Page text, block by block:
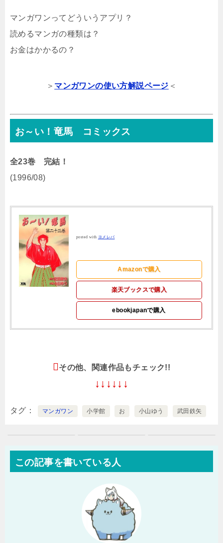
マンガワンってどういうアプリ？
読めるマンガの種類は？
お金はかかるの？
＞ マンガワンの使い方解説ページ ＜
お～い！竜馬 コミックス
全23巻 完結！
(1996/08)
posted with ヨメレバ
Amazonで購入
楽天ブックスで購入
ebookjapanで購入
その他、関連作品もチェック!!
↓↓↓↓↓↓
タグ マンガワン 小学館 お 小山ゆう 武田鉄矢
この記事を書いている人